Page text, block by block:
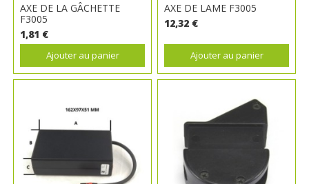
AXE DE LA GÂCHETTE
F3005
1,81 €
Ajouter au panier
AXE DE LAME F3005
12,32 €
Ajouter au panier